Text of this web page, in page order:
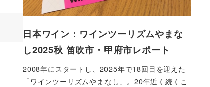
日本ワイン：ワインツーリズムやまな
し2025秋 笛吹市・甲府市レポート
2008年にスタートし、2025年で18回目を迎えた
「ワインツーリズムやまなし」。20年近く続くこ